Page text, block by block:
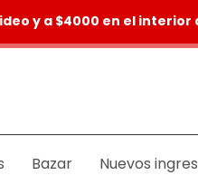
y a $4000 en el interior
Bazar Nuevos